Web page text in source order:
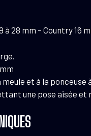
28 mm – Country 16
et à la ponceuse
une pose aisée et